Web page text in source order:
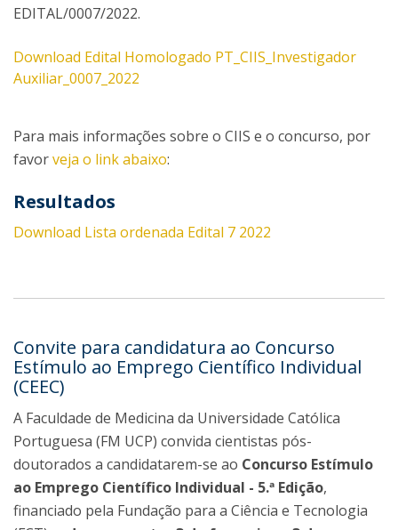
EDITAL/0007/2022.
Download Edital Homologado PT_CIIS_Investigador
Auxiliar_0007_2022
Para mais informações sobre o CIIS e o concurso, por
favorveja o link abaixo:
Re​sultados
Download Lista ordenada Edital 7 2022
Convite para candidatura ao Concurso
Estímulo ao Emprego Científico Individual
(CEEC)
A Faculdade de Medicina da Universidade Católica
Portuguesa (FM UCP) convida cientistas pós-
doutorados a candidatarem-se ao Concurso Estímulo
ao Emprego Científico Individual - 5.ª Edição,
financiado pela Fundação para a Ciência e Tecnologia